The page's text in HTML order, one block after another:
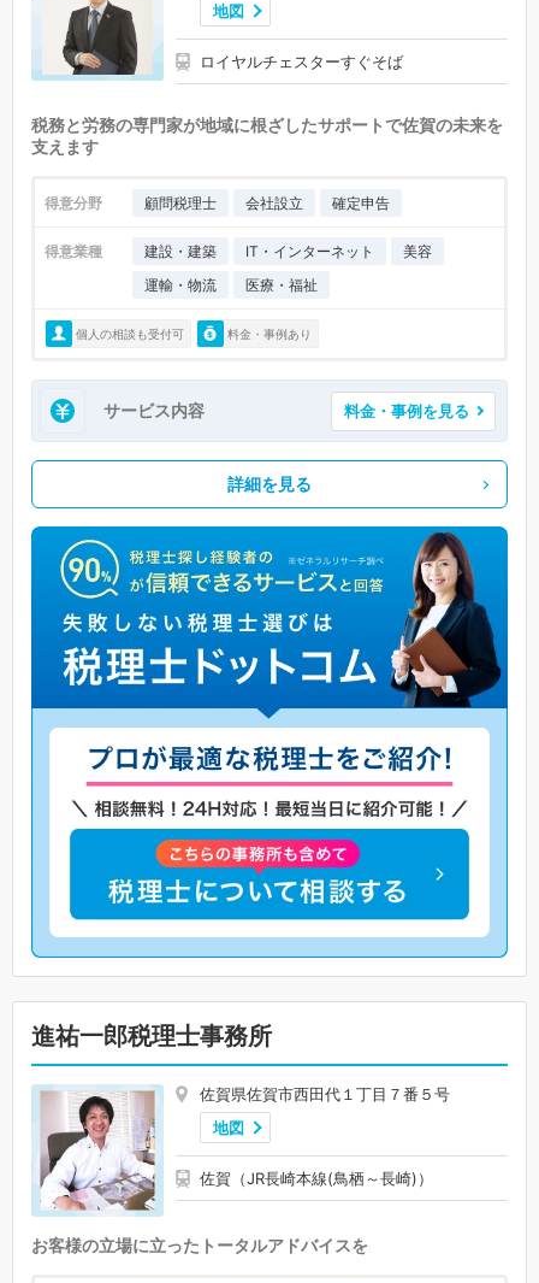
地図
ロイヤルチェスターすぐそば
税務と労務の専門家が地域に根ざしたサポートで佐賀の未来を
支えます
得意分野 顧問税理士 会社設立 確定申告
得意業種 建設・建築 IT・インターネット
美容
運輸・物流
医療・福祉
個人の相談も受付可 料金・事例あり
サービス内容 料金・事例を見る
詳細を見る
進祐一郎税理士事務所
佐賀県佐賀市西田代１丁目７番５号
地図
佐賀（JR長崎本線(鳥栖～長崎)）
お客様の立場に立ったトータルアドバイスを